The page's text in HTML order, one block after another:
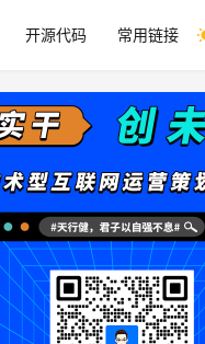
开源代码 常用链接